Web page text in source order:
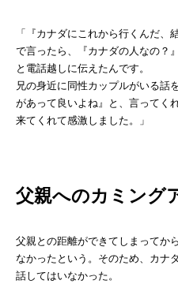
「『カナダにこれから行くんだ
で言ったら、『カナダの人なの？
と電話越しに伝えたんです。
兄の身近に同性カップルがいる話
があって良いよね』と、言ってく
来てくれて感激しました。」
父親へのカミング
父親との距離ができてしまってか
なかったという。そのため、カナ
話してはいなかった。